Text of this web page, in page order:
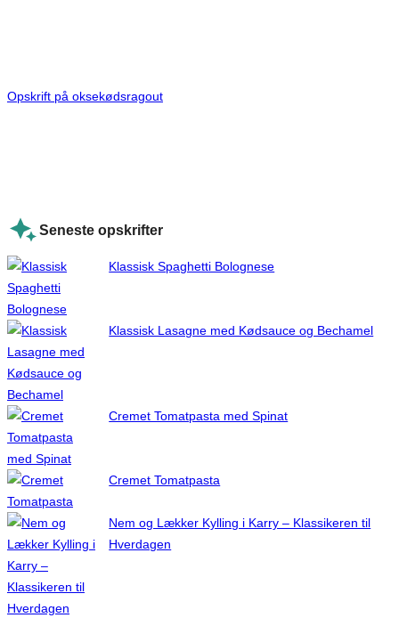
Opskrift på oksekødsragout
Seneste opskrifter
Klassisk Spaghetti Bolognese
Klassisk Lasagne med Kødsauce og Bechamel
Cremet Tomatpasta med Spinat
Cremet Tomatpasta
Nem og Lækker Kylling i Karry – Klassikeren til
Hverdagen